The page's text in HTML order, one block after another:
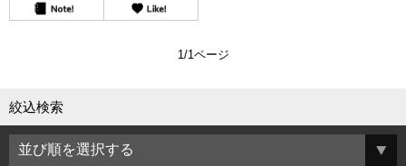
1/1ページ
絞込検索